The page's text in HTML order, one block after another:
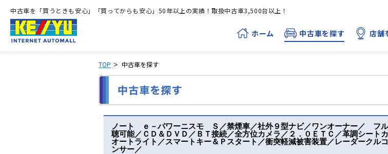
中古車を「買うときも安心」「買ってからも安心」50年以上の実績！取扱中古車3,500台以上！
ホーム 中古車を探す 店舗
TOP 中古車を探す
ノート ｅ－パワーニスモ Ｓ／禁煙車／社外９型ナビ／ワンオーナー／ フ
聴可能／ＣＤ＆ＤＶＤ／ＢＴ接続／全方位カメラ／２．０ＥＴＣ／革調シート
オートライト／スマートキー＆Ｐスタート／衝突軽減被害装置／レーダークル
ンサー／